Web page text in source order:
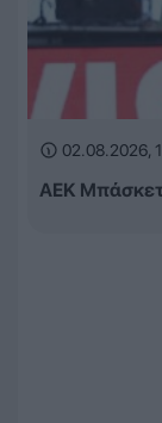
02.08.2026,
ΑΕΚ